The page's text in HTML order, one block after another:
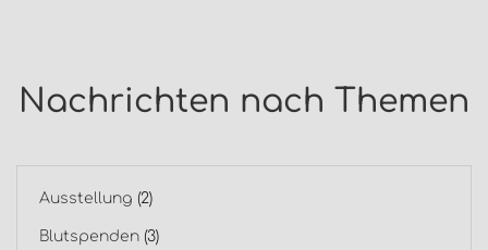
Nachrichten nach Themen
Ausstellung (2)
Blutspenden (3)